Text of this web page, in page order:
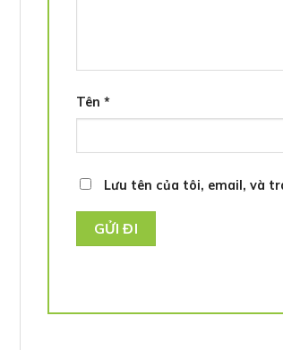
Tên *
Lưu tên của tôi, email, và